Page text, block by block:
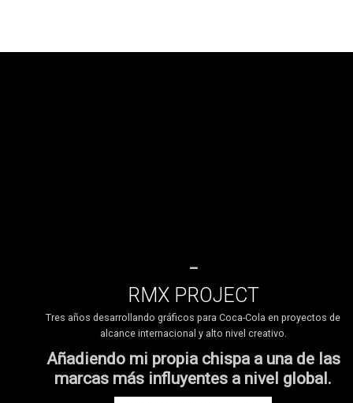
RMX PROJECT
Tres años desarrollando gráficos para Coca-Cola en proyectos de
alcance internacional y alto nivel creativo.
Añadiendo mi propia chispa a una de las
marcas más influyentes a nivel global.